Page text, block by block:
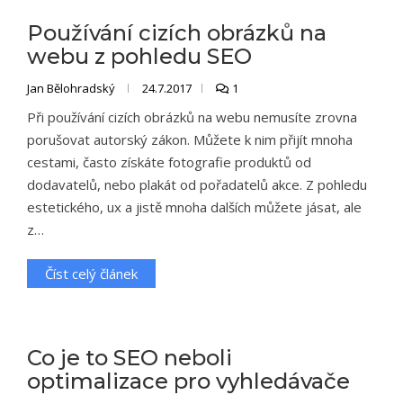
Používání cizích obrázků na
webu z pohledu SEO
Jan Bělohradský 24.7.2017 1
Při používání cizích obrázků na webu nemusíte zrovna
porušovat autorský zákon. Můžete k nim přijít mnoha
cestami, často získáte fotografie produktů od
dodavatelů, nebo plakát od pořadatelů akce. Z pohledu
estetického, ux a jistě mnoha dalších můžete jásat, ale
z…
Číst celý článek
Co je to SEO neboli
optimalizace pro vyhledávače